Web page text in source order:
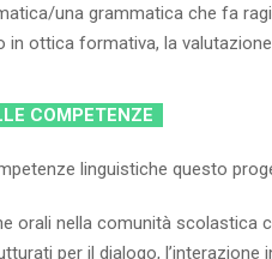
una grammatica che fa
in ottica formativa, la
COMPETENZE
linguistiche questo
orali nella comunità scolastica
per il dialogo,